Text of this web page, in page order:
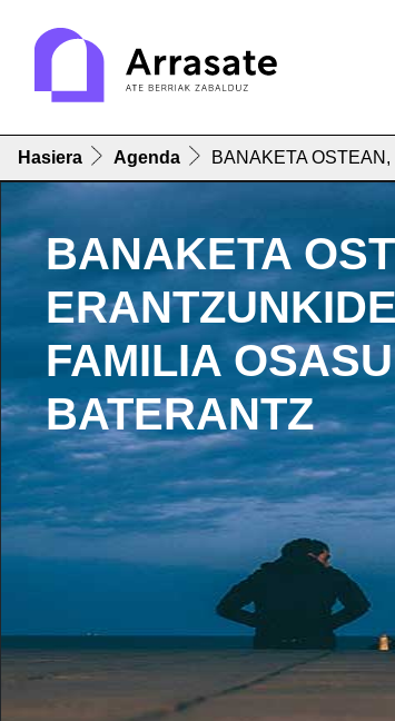
Hasiera Agenda BANAKETA
BANAKETA
FAMILIA
BATERANTZ